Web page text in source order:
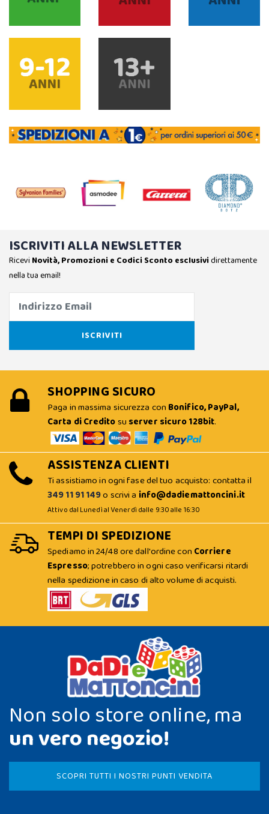
ISCRIVITI ALLA NEWSLETTER
Ricevi Novità, Promozioni e Codici Sconto esclusividirettamente
nella tua email!
SHOPPING SICURO
Paga in massima sicurezza con Bonifico, PayPal,
Carta di Creditosu server sicuro 128bit.
ASSISTENZA CLIENTI
Ti assistiamo in ogni fase del tuo acquisto: contatta il
349 11 91 149o scrivi a info@dadiemattoncini.it
Attivo dal Lunedì al Venerdì dalle 9:30 alle 16:30
TEMPI DI SPEDIZIONE
Spediamo in 24/48 ore dall'ordine con Corriere
Espresso; potrebbero in ogni caso verificarsi ritardi
nella spedizione in caso di alto volume di acquisti.
Non solo store online, ma
un vero negozio!
SCOPRI TUTTI I NOSTRI PUNTI VENDITA